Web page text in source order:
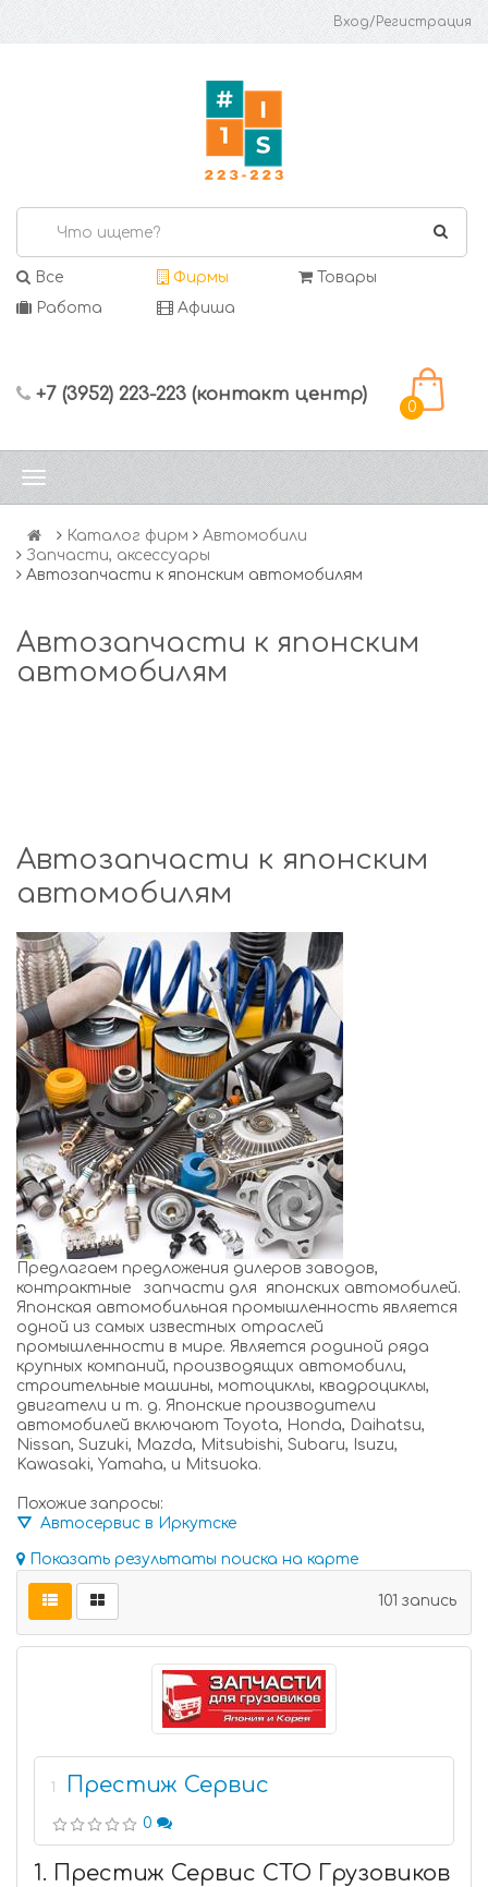
Вход/Регистрация
Все Фирмы
Товары
Работа
Афиша
+7 (3952) 223-223 (контакт центр)
0
Каталог фирм
Автомобили
Запчасти, аксессуары
Автозапчасти к японским автомобилям
Автозапчасти к японским
автомобилям
Автозапчасти к японским
автомобилям
Предлагаем предложения дилеров заводов,
контрактные запчасти для японских автомобилей.
Японская автомобильная промышленность является
одной из самых известных отраслей
промышленности в мире. Является родиной ряда
крупных компаний, производящих автомобили,
строительные машины, мотоциклы, квадроциклы,
двигатели и т. д. Японские производители
автомобилей включают Toyota, Honda, Daihatsu,
Nissan, Suzuki, Mazda, Mitsubishi, Subaru, Isuzu,
Kawasaki, Yamaha, и Mitsuoka.
Похожие запросы:
⛛ Автосервис в Иркутске
Показать результаты поиска на карте
101 запись
1 Престиж Сервис
0
1. Престиж Сервис СТО Грузовиков